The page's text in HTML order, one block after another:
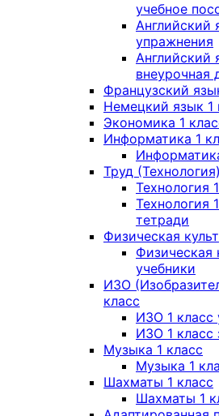
учебное
Английский
упражнения
Английский
внеурочная
Французский
Немецкий язык 1
Экономика 1
Информатика 1
Труд
Технология
Технология
тетради
Физическая
Физическая
учебники
ИЗО
класс
ИЗО 1 класс
ИЗО 1 класс
Музыка 1 класс
Музыка 1
Шахматы 1 класс
Шахматы 1